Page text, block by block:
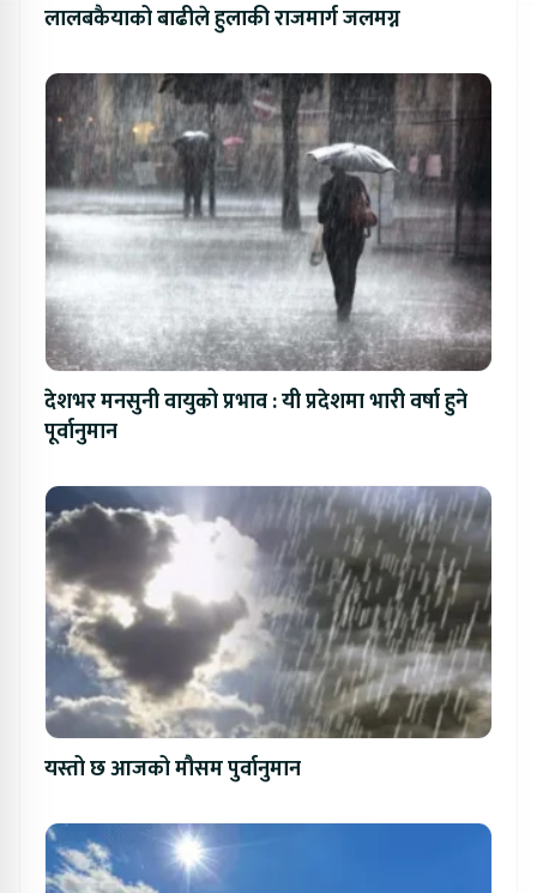
लालबकैयाको बाढीले हुलाकी राजमार्ग जलमग्न
देशभर मनसुनी वायुको प्रभाव : यी प्रदेशमा भारी वर्षा हुने
पूर्वानुमान
यस्तो छ आजको मौसम पुर्वानुमान